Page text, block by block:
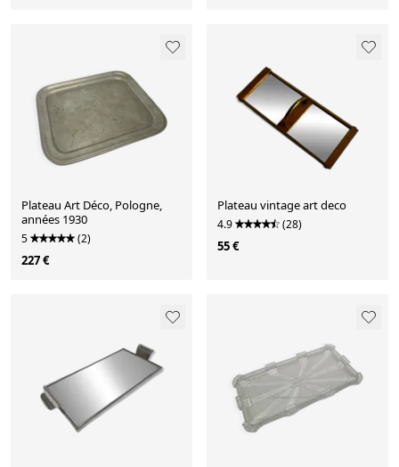
Plateau Art Déco, Pologne,
années 1930
5 (2)
227 €
Plateau vintage art deco
4.9 (28)
55 €